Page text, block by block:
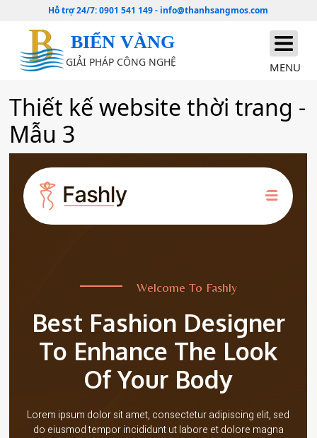
Hỗ trợ 24/7:0901 541 149- info@thanhsangmos.com
BIỂN VÀNG
GIẢI PHÁP CÔNG NGHỆ MENU
Thiết kế website thời trang -
Mẫu 3